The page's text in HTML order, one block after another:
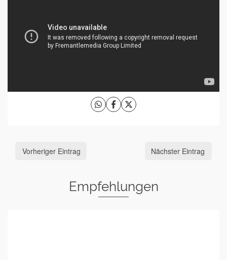
Vorheriger Eintrag Nächster Eintrag
Empfehlungen